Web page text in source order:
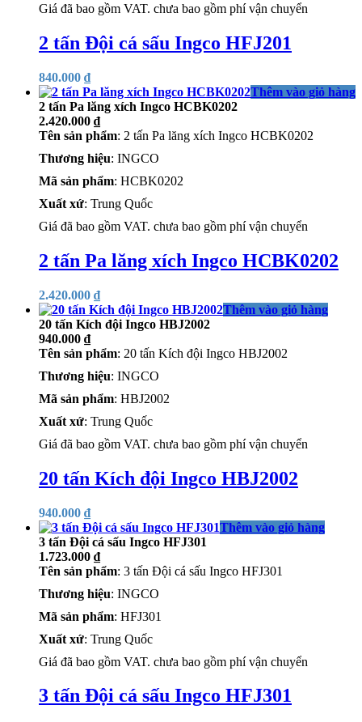
Giá đã bao gồm VAT. chưa bao gồm phí vận chuyển
2 tấn Đội cá sấu Ingco HFJ201
840.000 ₫
Thêm vào giỏ hàng
2 tấn Pa lăng xích Ingco HCBK0202
2.420.000 ₫
Tên sản phẩm: 2 tấn Pa lăng xích Ingco HCBK0202
Thương hiệu: INGCO
Mã sản phẩm: HCBK0202
Xuất xứ: Trung Quốc
Giá đã bao gồm VAT. chưa bao gồm phí vận chuyển
2 tấn Pa lăng xích Ingco HCBK0202
2.420.000 ₫
Thêm vào giỏ hàng
20 tấn Kích đội Ingco HBJ2002
940.000 ₫
Tên sản phẩm: 20 tấn Kích đội Ingco HBJ2002
Thương hiệu: INGCO
Mã sản phẩm: HBJ2002
Xuất xứ: Trung Quốc
Giá đã bao gồm VAT. chưa bao gồm phí vận chuyển
20 tấn Kích đội Ingco HBJ2002
940.000 ₫
Thêm vào giỏ hàng
3 tấn Đội cá sấu Ingco HFJ301
1.723.000 ₫
Tên sản phẩm: 3 tấn Đội cá sấu Ingco HFJ301
Thương hiệu: INGCO
Mã sản phẩm: HFJ301
Xuất xứ: Trung Quốc
Giá đã bao gồm VAT. chưa bao gồm phí vận chuyển
3 tấn Đội cá sấu Ingco HFJ301